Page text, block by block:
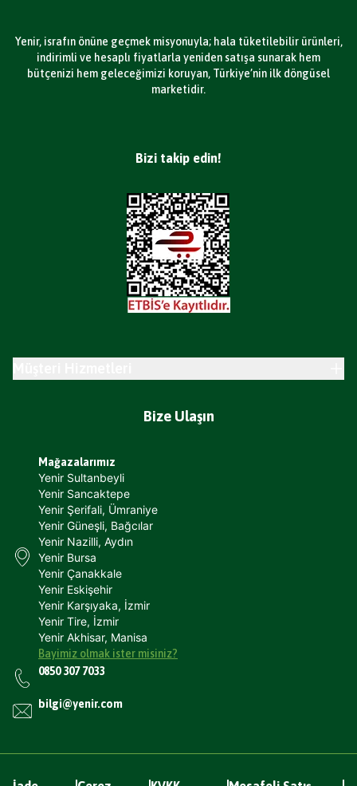
Yenir, israfın önüne geçmek misyonuyla; hala tüketilebilir ürünleri,
indirimli ve hesaplı fiyatlarla yeniden satışa sunarak hem
bütçenizi hem geleceğimizi koruyan, Türkiye’nin ilk döngüsel
marketidir.
Bizi takip edin!
Bize Ulaşın
Mağazalarımız
Yenir Sultanbeyli
Yenir Sancaktepe
Yenir Şerifali, Ümraniye
Yenir Güneşli, Bağcılar
Yenir Nazilli, Aydın
Yenir Bursa
Yenir Çanakkale
Yenir Eskişehir
Yenir Karşıyaka, İzmir
Yenir Tire, İzmir
Yenir Akhisar, Manisa
Bayimiz olmak ister misiniz?
0850 307 7033
bilgi@yenir.com